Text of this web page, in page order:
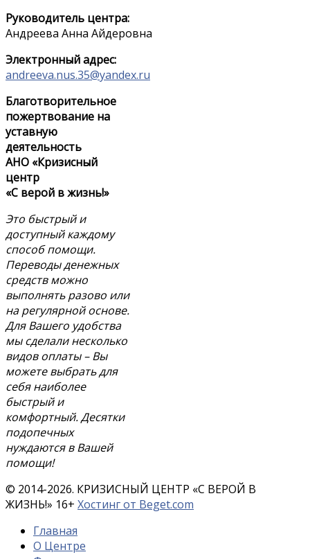
Руководитель центра:
Андреева Анна Айдеровна
Электронный адрес:
andreeva.nus.35@yandex.ru
Благотворительное
пожертвование на
уставную
деятельность
АНО «Кризисный
центр
«С верой в жизнь!»
Это быстрый и
доступный каждому
способ помощи.
Переводы денежных
средств можно
выполнять разово или
на регулярной основе.
Для Вашего удобства
мы сделали несколько
видов оплаты – Вы
можете выбрать для
себя наиболее
быстрый и
комфортный. Десятки
подопечных
нуждаются в Вашей
помощи!
© 2014-2026. КРИЗИСНЫЙ ЦЕНТР «С ВЕРОЙ В
ЖИЗНЬ!» 16+ Хостинг от Beget.com
Главная
О Центре